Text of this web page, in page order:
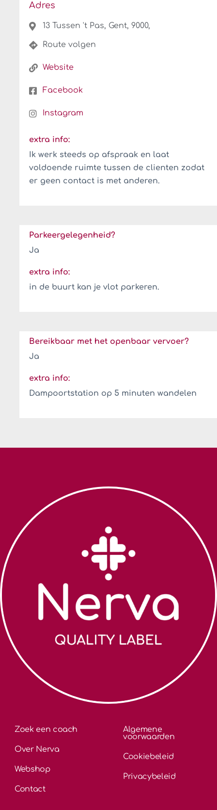
Adres
13 Tussen 't Pas, Gent, 9000,
Route volgen
Website
Facebook
Instagram
extra info:
Ik werk steeds op afspraak en laat
voldoende ruimte tussen de clienten zodat
er geen contact is met anderen.
Parkeergelegenheid?
Ja
extra info:
in de buurt kan je vlot parkeren.
Bereikbaar met het openbaar vervoer?
Ja
extra info:
Dampoortstation op 5 minuten wandelen
Zoek een coach
Over Nerva
Webshop
Contact
Algemene
voorwaarden
Cookiebeleid
Privacybeleid